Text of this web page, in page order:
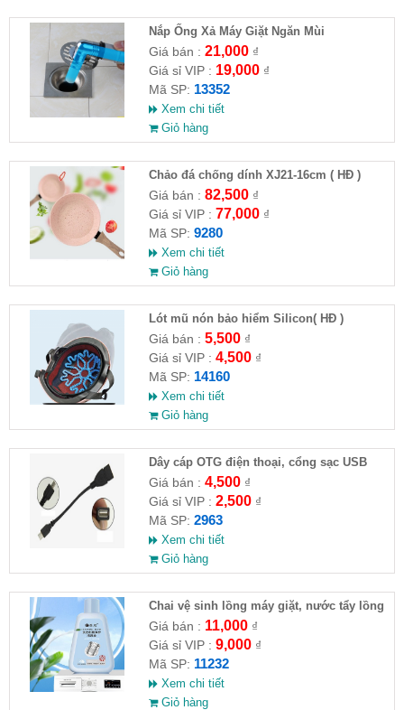
Nắp Ống Xả Máy Giặt Ngăn Mùi
Giá bán : 21,000₫
Giá sỉ VIP : 19,000₫
Mã SP: 13352
Xem chi tiết
Giỏ hàng
Chảo đá chống dính XJ21-16cm ( HĐ )
Giá bán : 82,500₫
Giá sỉ VIP : 77,000₫
Mã SP: 9280
Xem chi tiết
Giỏ hàng
Lót mũ nón bảo hiểm Silicon( HĐ )
Giá bán : 5,500₫
Giá sỉ VIP : 4,500₫
Mã SP: 14160
Xem chi tiết
Giỏ hàng
Dây cáp OTG điện thoại, cổng sạc USB
Giá bán : 4,500₫
Giá sỉ VIP : 2,500₫
Mã SP: 2963
Xem chi tiết
Giỏ hàng
Chai vệ sinh lồng máy giặt, nước tẩy lồng
máy giặt CLEANING FLUID
Giá bán : 11,000₫
Giá sỉ VIP : 9,000₫
Mã SP: 11232
Xem chi tiết
Giỏ hàng